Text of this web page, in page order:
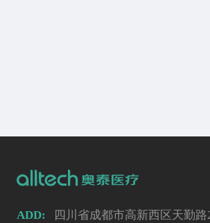
ADD: 四川省成都市高新西区天勤路